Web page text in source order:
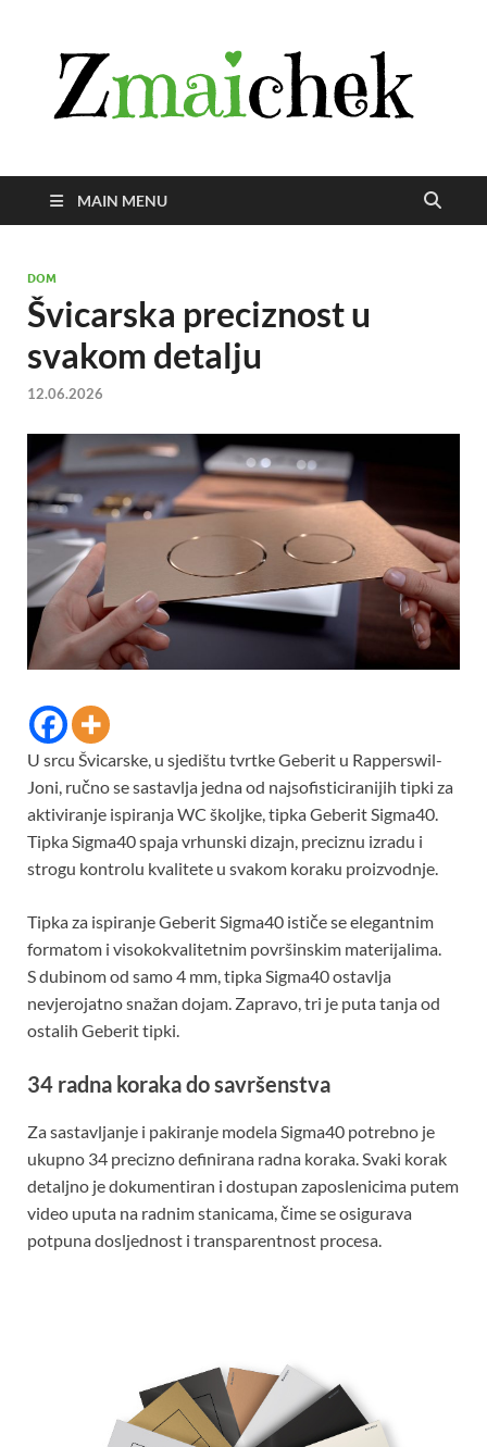
MAIN MENU
DOM
Švicarska preciznost u
svakom detalju
12.06.2026
U srcu Švicarske, u sjedištu tvrtke Geberit u Rapperswil-
Joni, ručno se sastavlja jedna od najsofisticiranijih tipki za
aktiviranje ispiranja WC školjke, tipka Geberit Sigma40.
Tipka Sigma40 spaja vrhunski dizajn, preciznu izradu i
strogu kontrolu kvalitete u svakom koraku proizvodnje.
Tipka za ispiranje Geberit Sigma40 ističe se elegantnim
formatom i visokokvalitetnim površinskim materijalima.
S dubinom od samo 4 mm, tipka Sigma40 ostavlja
nevjerojatno snažan dojam. Zapravo, tri je puta tanja od
ostalih Geberit tipki.
34 radna koraka do savršenstva
Za sastavljanje i pakiranje modela Sigma40 potrebno je
ukupno 34 precizno definirana radna koraka. Svaki korak
detaljno je dokumentiran i dostupan zaposlenicima putem
video uputa na radnim stanicama, čime se osigurava
potpuna dosljednost i transparentnost procesa.